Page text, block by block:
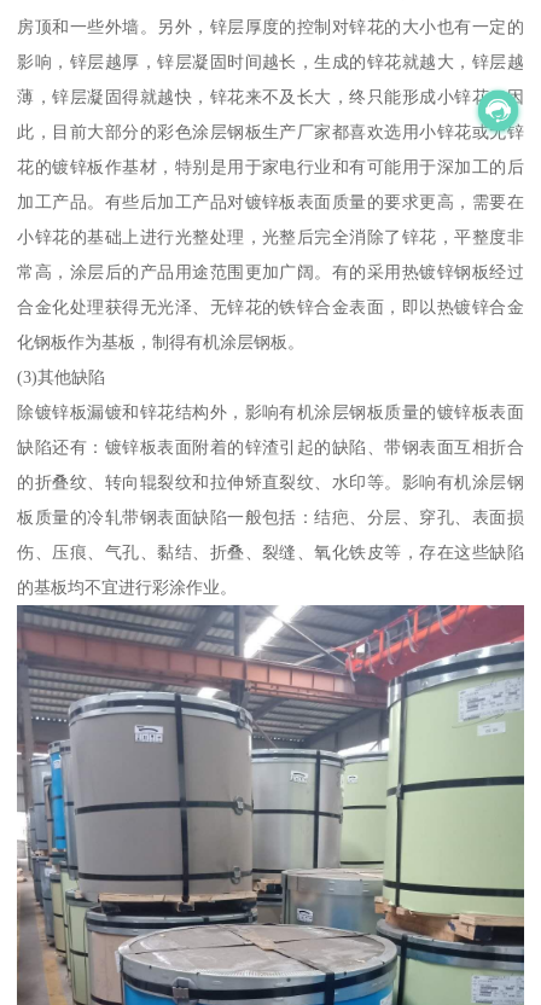
房顶和一些外墙。另外，锌层厚度的控制对锌花的大小也有一定的
影响，锌层越厚，锌层凝固时间越长，生成的锌花就越大，锌层越
薄，锌层凝固得就越快，锌花来不及长大，终只能形成小锌花。因
此，目前大部分的彩色涂层钢板生产厂家都喜欢选用小锌花或无锌
花的镀锌板作基材，特别是用于家电行业和有可能用于深加工的后
加工产品。有些后加工产品对镀锌板表面质量的要求更高，需要在
小锌花的基础上进行光整处理，光整后完全消除了锌花，平整度非
常高，涂层后的产品用途范围更加广阔。有的采用热镀锌钢板经过
合金化处理获得无光泽、无锌花的铁锌合金表面，即以热镀锌合金
化钢板作为基板，制得有机涂层钢板。
(3)其他缺陷
除镀锌板漏镀和锌花结构外，影响有机涂层钢板质量的镀锌板表面
缺陷还有：镀锌板表面附着的锌渣引起的缺陷、带钢表面互相折合
的折叠纹、转向辊裂纹和拉伸矫直裂纹、水印等。影响有机涂层钢
板质量的冷轧带钢表面缺陷一般包括：结疤、分层、穿孔、表面损
伤、压痕、气孔、黏结、折叠、裂缝、氧化铁皮等，存在这些缺陷
的基板均不宜进行彩涂作业。